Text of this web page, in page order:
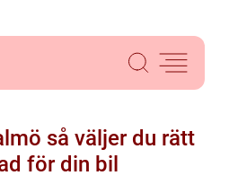
så väljer du rätt
för din bil